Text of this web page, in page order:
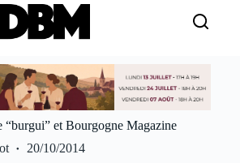
“burgui” et Bourgogne Magazine
20/10/2014